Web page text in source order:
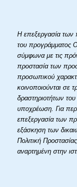
Η επεξεργασία
του προγράμματος
σύμφωνα με τις
προστασία των
προσωπικού
κοινοποιούνται σε
δραστηριοτήτων
υποχρέωση. Για
επεξεργασία των
εξάσκηση των
Πολιτική
αναρτημένη στην